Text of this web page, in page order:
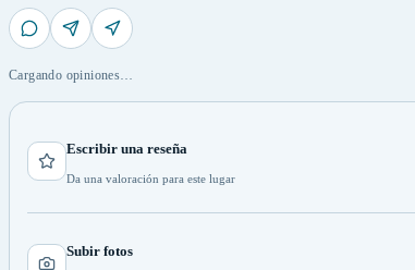
Cargando opiniones…
Escribir una reseña
Da una valoración para este lugar
Subir fotos